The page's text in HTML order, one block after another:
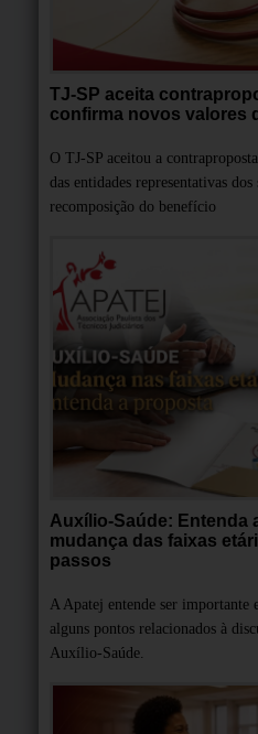
TJ-SP aceita
confirma novos valores
O TJ-SP aceitou a
das entidades representativas
recomposição do benefício
Auxílio-Saúde: Entenda
mudança das faixas
passos
A Apatej entende ser importante
alguns pontos relacionados à
Auxílio-Saúde.